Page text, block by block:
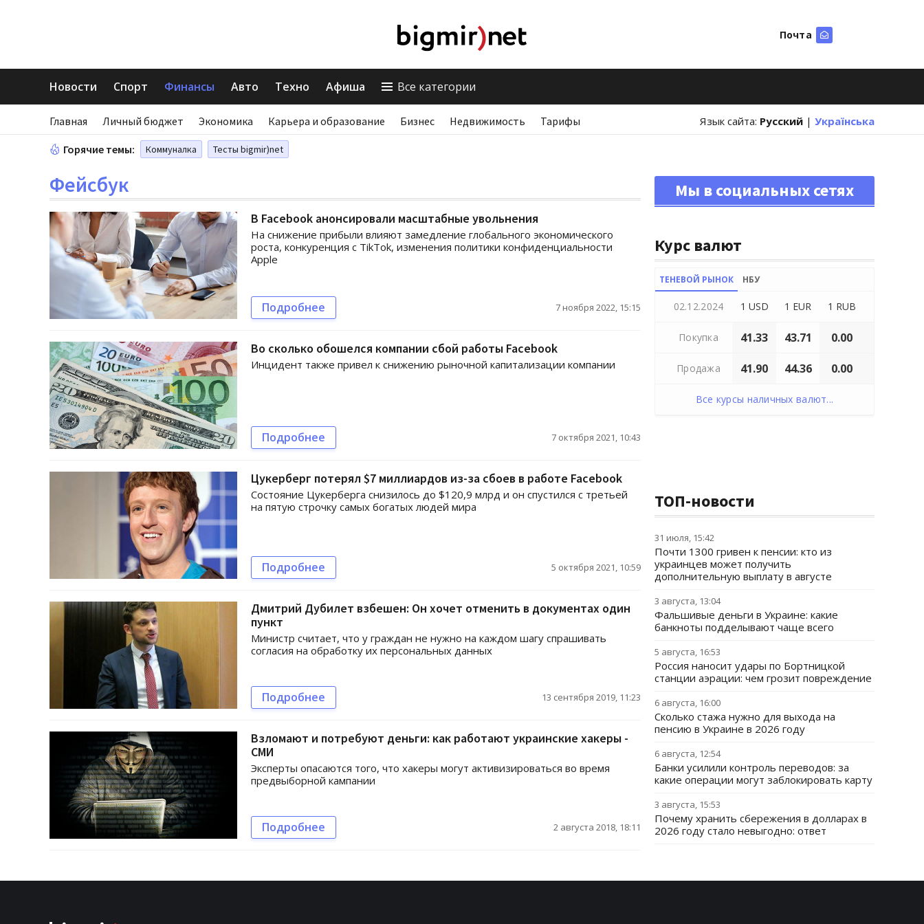
Почта
Новости Спорт Финансы Авто Техно Афиша Все категории
Главная Личный бюджет Экономика Карьера и образование Бизнес Недвижимость Тарифы Язык сайта: Русский | Українська
Горячие темы: Коммуналка Тесты bigmir)net
Фейсбук
В Facebook анонсировали масштабные увольнения
На снижение прибыли влияют замедление глобального экономического
роста, конкуренция с TikTok, изменения политики конфиденциальности
Apple
Подробнее 7 ноября 2022, 15:15
Во сколько обошелся компании сбой работы Facebook
Инцидент также привел к снижению рыночной капитализации компании
Подробнее 7 октября 2021, 10:43
Цукерберг потерял $7 миллиардов из-за сбоев в работе Facebook
Состояние Цукерберга снизилось до $120,9 млрд и он спустился с третьей
на пятую строчку самых богатых людей мира
Подробнее 5 октября 2021, 10:59
Дмитрий Дубилет взбешен: Он хочет отменить в документах один
пункт
Министр считает, что у граждан не нужно на каждом шагу спрашивать
согласия на обработку их персональных данных
Подробнее 13 сентября 2019, 11:23
Взломают и потребуют деньги: как работают украинские хакеры -
СМИ
Эксперты опасаются того, что хакеры могут активизироваться во время
предвыборной кампании
Подробнее 2 августа 2018, 18:11
Мы в социальных сетях
Курс валют
ТЕНЕВОЙ РЫНОК НБУ
02.12.2024 1 USD 1 EUR 1 RUB
Покупка 41.33 43.71 0.00
Продажа 41.90 44.36 0.00
Все курсы наличных валют...
ТОП-новости
31 июля, 15:42
Почти 1300 гривен к пенсии: кто из
украинцев может получить
дополнительную выплату в августе
3 августа, 13:04
Фальшивые деньги в Украине: какие
банкноты подделывают чаще всего
5 августа, 16:53
Россия наносит удары по Бортницкой
станции аэрации: чем грозит повреждение
6 августа, 16:00
Сколько стажа нужно для выхода на
пенсию в Украине в 2026 году
6 августа, 12:54
Банки усилили контроль переводов: за
какие операции могут заблокировать карту
3 августа, 15:53
Почему хранить сбережения в долларах в
2026 году стало невыгодно: ответ